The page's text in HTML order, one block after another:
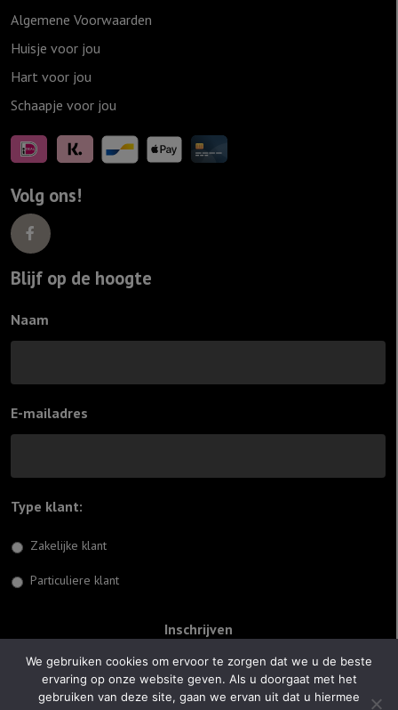
Algemene Voorwaarden
Huisje voor jou
Hart voor jou
Schaapje voor jou
Volg ons!
Blijf op de hoogte
Naam
E-mailadres
Type klant:
Zakelijke klant
Particuliere klant
© 2026 Jiftach
We gebruiken cookies om ervoor te zorgen dat we u de beste
ervaring op onze website geven. Als u doorgaat met het
gebruiken van deze site, gaan we ervan uit dat u hiermee